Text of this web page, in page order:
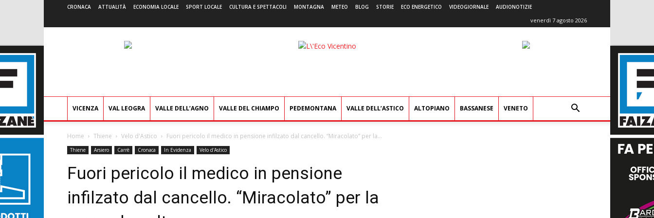
CRONACA ATTUALITÀ ECONOMIA LOCALE SPORT LOCALE CULTURA E SPETTACOLI MONTAGNA METEO BLOG STORIE ECO ENERGETICO VIDEOGIORNALE AUDIONOTIZIE
venerdì 7 agosto 2026
L'Eco
VICENZA VAL LEOGRA VALLE DELL’AGNO VALLE DEL CHIAMPO PEDEMONTANA VALLE DELL’ASTICO ALTOPIANO BASSANESE VENETO
Home Thiene Velo d'Astico Fuori pericolo il medico in pensione infilzato dal cancello. “Miracolato” per la...
Thiene Arsiero Carrè Cronaca In Evidenza Velo d'Astico
Fuori pericolo il medico in pensione
infilzato dal cancello. “Miracolato” per la